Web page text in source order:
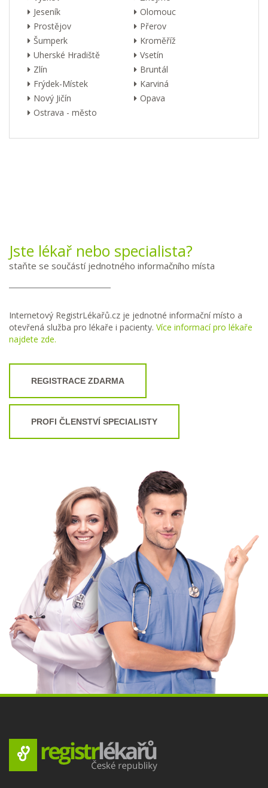
Jeseník
Olomouc
Prostějov
Přerov
Šumperk
Kroměříž
Uherské Hradiště
Vsetín
Zlín
Bruntál
Frýdek-Místek
Karviná
Nový Jičín
Opava
Ostrava - město
Jste lékař nebo specialista?
staňte se součástí jednotného informačního místa
Internetový RegistrLékařů.cz je jednotné informační místo a
otevřená služba pro lékaře i pacienty. Více informací pro lékaře
najdete zde.
REGISTRACE ZDARMA
PROFI ČLENSTVÍ SPECIALISTY